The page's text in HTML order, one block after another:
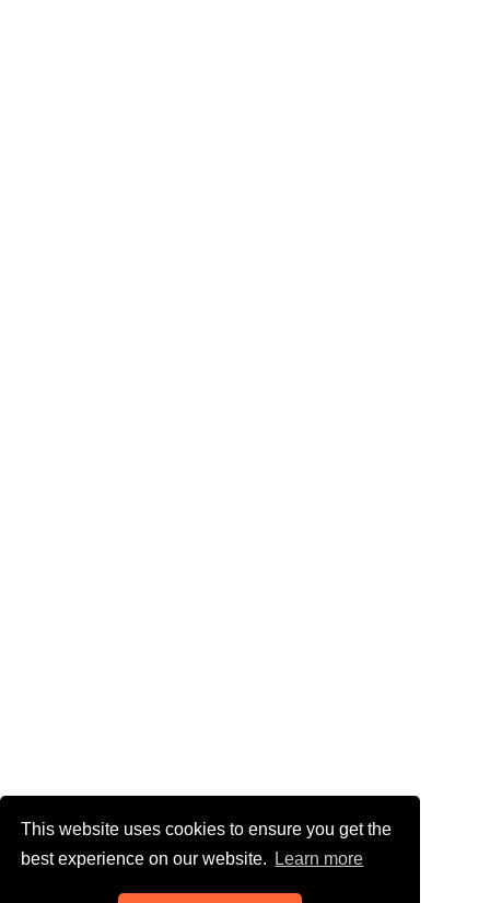
This website uses cookies to ensure you get the
best experience on our website.
Learn more